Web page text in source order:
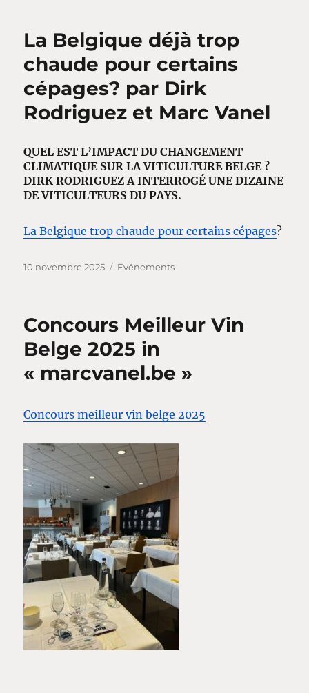
La Belgique déjà trop
chaude pour certains
cépages? par Dirk
Rodriguez et Marc Vanel
QUEL EST L’IMPACT DU CHANGEMENT
CLIMATIQUE SUR LA VITICULTURE BELGE ?
DIRK RODRIGUEZ A INTERROGÉ UNE DIZAINE
DE VITICULTEURS DU PAYS.
La Belgique trop chaude pour certains cépages?
Publié
10 novembre 2025 Catégories
Evénements
Concours Meilleur Vin
Belge 2025 in
« marcvanel.be »
Concours meilleur vin belge 2025